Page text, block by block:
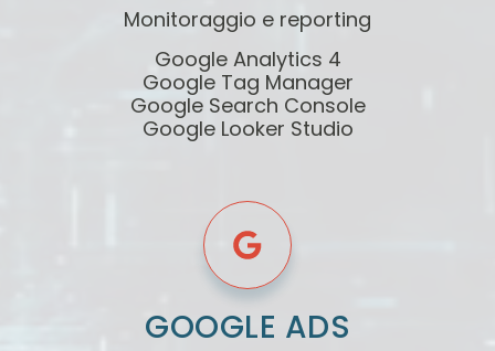
Monitoraggio e reporting
Google Analytics 4
Google Tag Manager
Google Search Console
Google Looker Studio
GOOGLE ADS